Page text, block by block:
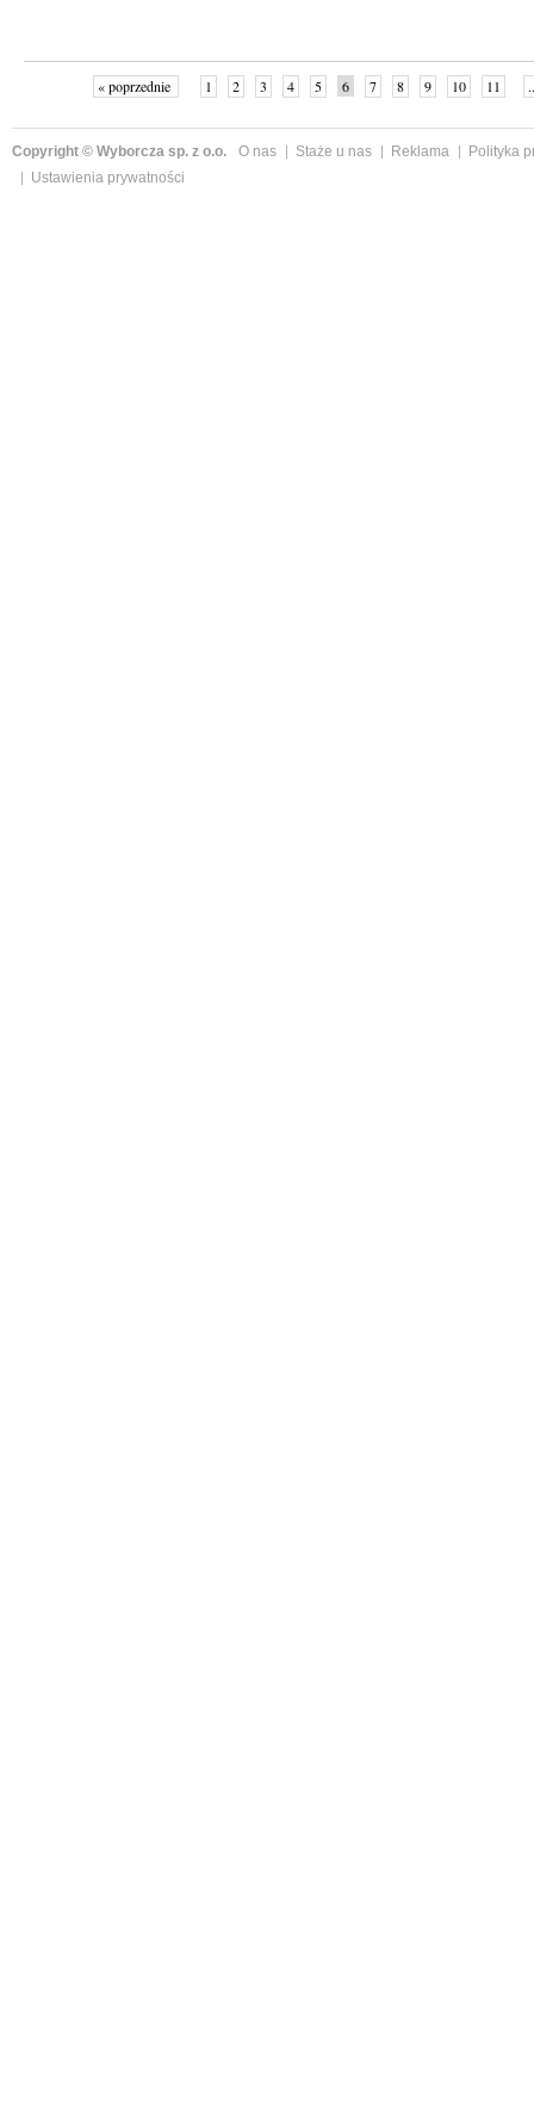
« poprzednie 1 2 3 4 5 6 7 8 9 10 11
Copyright © Wyborcza sp. z o.o. O nas Staże u nas Reklama
Polityka
Ustawienia prywatności